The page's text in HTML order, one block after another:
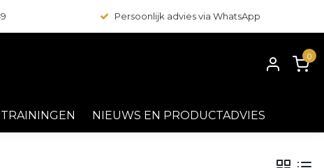
Persoonlijk advies via WhatsApp
0
TRAININGEN NIEUWS EN PRODUCTADVIES